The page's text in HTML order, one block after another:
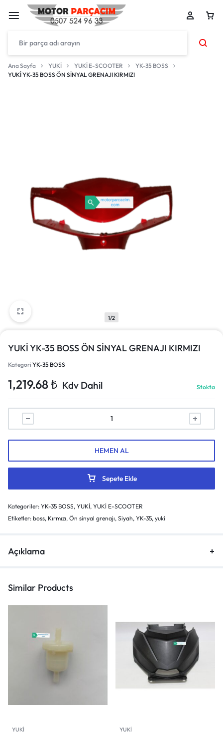
Ana Sayfa YUKİ YUKİ E-SCOOTER
YK-35 BOSS
YUKİ YK-35 BOSS ÖN SİNYAL GRENAJI KIRMIZI
1/2
YUKİ YK-35 BOSS ÖN SİNYAL GRENAJI KIRMIZI
Kategori YK-35 BOSS
1,219.68₺ Kdv Dahil Stokta
Sepete Ekle
HEMEN AL
Kategoriler: YK-35 BOSS, YUKİ, YUKİ E-SCOOTER
Etiketler: boss, Kırmızı, Ön sinyal grenajı, Siyah, YK-35, yuki
Açıklama
Similar Products
YUKİ YUKİ